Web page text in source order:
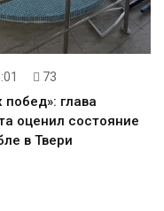
73
глава
оценил состояние
в Твери